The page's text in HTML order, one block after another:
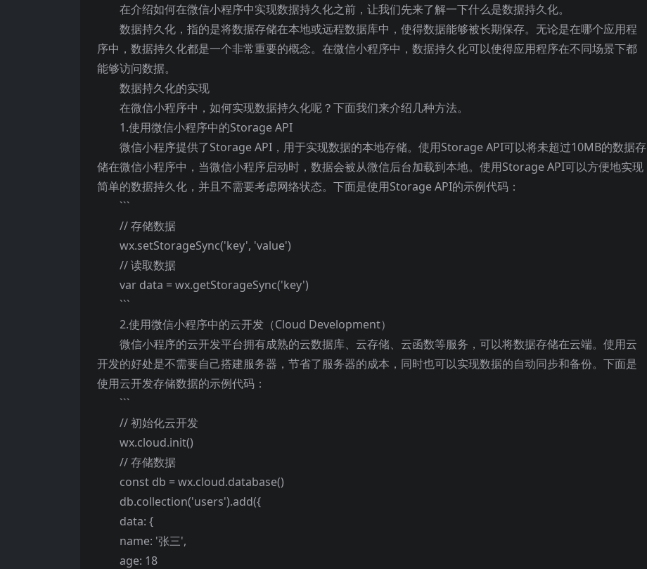
在介绍如何在微信小程序中实现数据持久化之前，让我们先来了解一下什么是数据持久化。
数据持久化，指的是将数据存储在本地或远程数据库中，使得数据能够被长期保存。无论是在哪个应用程
序中，数据持久化都是一个非常重要的概念。在微信小程序中，数据持久化可以使得应用程序在不同场景下都
能够访问数据。
数据持久化的实现
在微信小程序中，如何实现数据持久化呢？下面我们来介绍几种方法。
1.使用微信小程序中的Storage API
微信小程序提供了Storage API，用于实现数据的本地存储。使用Storage API可以将未超过10MB的数据存
储在微信小程序中，当微信小程序启动时，数据会被从微信后台加载到本地。使用Storage API可以方便地实现
简单的数据持久化，并且不需要考虑网络状态。下面是使用Storage API的示例代码：
```
// 存储数据
wx.setStorageSync('key', 'value')
// 读取数据
var data = wx.getStorageSync('key')
```
2.使用微信小程序中的云开发（Cloud Development）
微信小程序的云开发平台拥有成熟的云数据库、云存储、云函数等服务，可以将数据存储在云端。使用云
开发的好处是不需要自己搭建服务器，节省了服务器的成本，同时也可以实现数据的自动同步和备份。下面是
使用云开发存储数据的示例代码：
```
// 初始化云开发
wx.cloud.init()
// 存储数据
const db = wx.cloud.database()
db.collection('users').add({
data: {
name: '张三',
age: 18